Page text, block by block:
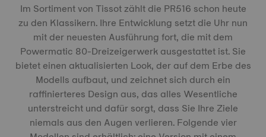
Im Sortiment von Tissot zählt die PR516 schon heute
zu den Klassikern. Ihre Entwicklung setzt die Uhr nun
mit der neuesten Ausführung fort, die mit dem
Powermatic 80-Dreizeigerwerk ausgestattet ist. Sie
bietet einen aktualisierten Look, der auf dem Erbe des
Modells aufbaut, und zeichnet sich durch ein
raffinierteres Design aus, das alles Wesentliche
unterstreicht und dafür sorgt, dass Sie Ihre Ziele
niemals aus den Augen verlieren. Folgende vier